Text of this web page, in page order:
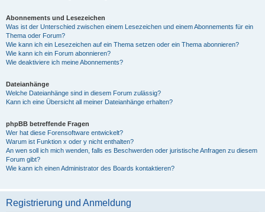
Abonnements und Lesezeichen
Was ist der Unterschied zwischen einem Lesezeichen und einem Abonnements für ein
Thema oder Forum?
Wie kann ich ein Lesezeichen auf ein Thema setzen oder ein Thema abonnieren?
Wie kann ich ein Forum abonnieren?
Wie deaktiviere ich meine Abonnements?
Dateianhänge
Welche Dateianhänge sind in diesem Forum zulässig?
Kann ich eine Übersicht all meiner Dateianhänge erhalten?
phpBB betreffende Fragen
Wer hat diese Forensoftware entwickelt?
Warum ist Funktion x oder y nicht enthalten?
An wen soll ich mich wenden, falls es Beschwerden oder juristische Anfragen zu diesem
Forum gibt?
Wie kann ich einen Administrator des Boards kontaktieren?
Registrierung und Anmeldung